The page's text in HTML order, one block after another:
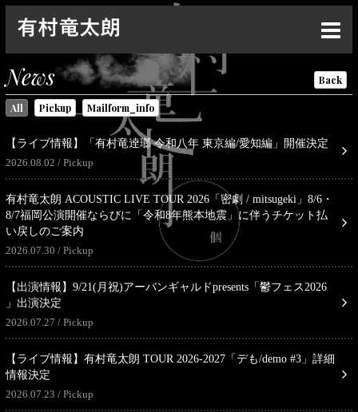
Top
News
Live
Media
Profile
Discography
Goods
Contact
News Back
All Pickup Mailform_info
【ライブ情報】「有村竜逹瑯 令和八年 東京編/愛知編」開催決定
2026.08.02
Pickup
有村竜太朗 ACOUSTIC LIVE TOUR 2026「密劇 / mitsugeki」8/6・
8/7福岡公演開催ならびに「令和8年熊本地震」に伴うチケット払
い戻しのご案内
2026.07.30
Pickup
【出演情報】9/21(月祝)アーバンギャルドpresents「鬱フェス2026
」出演決定
2026.07.27
Pickup
【ライブ情報】有村竜太朗 TOUR 2026-2027「デも/demo #3」詳細
情報決定
2026.07.23
Pickup